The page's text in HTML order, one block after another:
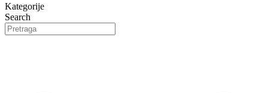
Kategorije
Search